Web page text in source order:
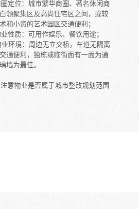
定位：城市繁华商圈、著名休闲商
领聚集区及高尚住宅区之间，或较
和小资的艺术园区交通便利；
性质：可用作娱乐、餐饮用途；
环境：周边无立交桥，车道无隔离
通便利，独栋或临街面有一面为通
意物业是否属于城市整改规划范围